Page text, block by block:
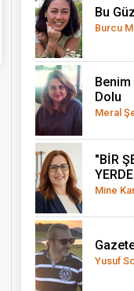
Bu
Burcu
Benim
Dolu
Meral
"BİR
Mine
Yusuf